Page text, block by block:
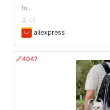
fo..
DE
aliexpress
🔗404?